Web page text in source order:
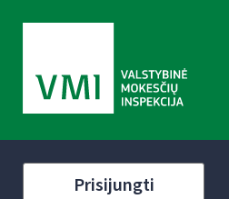
Prisijungti